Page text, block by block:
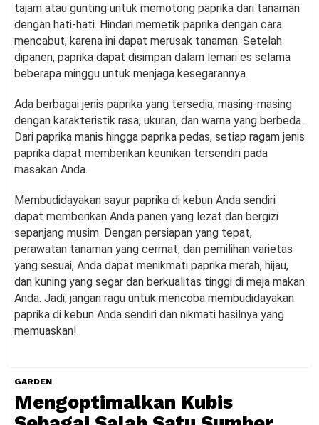
tajam atau gunting untuk memotong paprika dari tanaman
dengan hati-hati. Hindari memetik paprika dengan cara
mencabut, karena ini dapat merusak tanaman. Setelah
dipanen, paprika dapat disimpan dalam lemari es selama
beberapa minggu untuk menjaga kesegarannya.
Ada berbagai jenis paprika yang tersedia, masing-masing
dengan karakteristik rasa, ukuran, dan warna yang berbeda.
Dari paprika manis hingga paprika pedas, setiap ragam jenis
paprika dapat memberikan keunikan tersendiri pada
masakan Anda.
Membudidayakan sayur paprika di kebun Anda sendiri
dapat memberikan Anda panen yang lezat dan bergizi
sepanjang musim. Dengan persiapan yang tepat,
perawatan tanaman yang cermat, dan pemilihan varietas
yang sesuai, Anda dapat menikmati paprika merah, hijau,
dan kuning yang segar dan berkualitas tinggi di meja makan
Anda. Jadi, jangan ragu untuk mencoba membudidayakan
paprika di kebun Anda sendiri dan nikmati hasilnya yang
memuaskan!
GARDEN
Mengoptimalkan Kubis